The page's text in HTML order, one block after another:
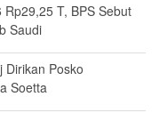
T, BPS Sebut
Saudi
Dirikan Posko
Soetta